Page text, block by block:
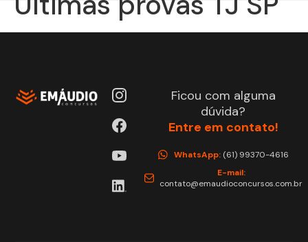
Ficou com alguma
dúvida?
Entre em contato!
WhatsApp: (61) 99370-4616
E-mail:
contato@emaudioconcursos.com.br